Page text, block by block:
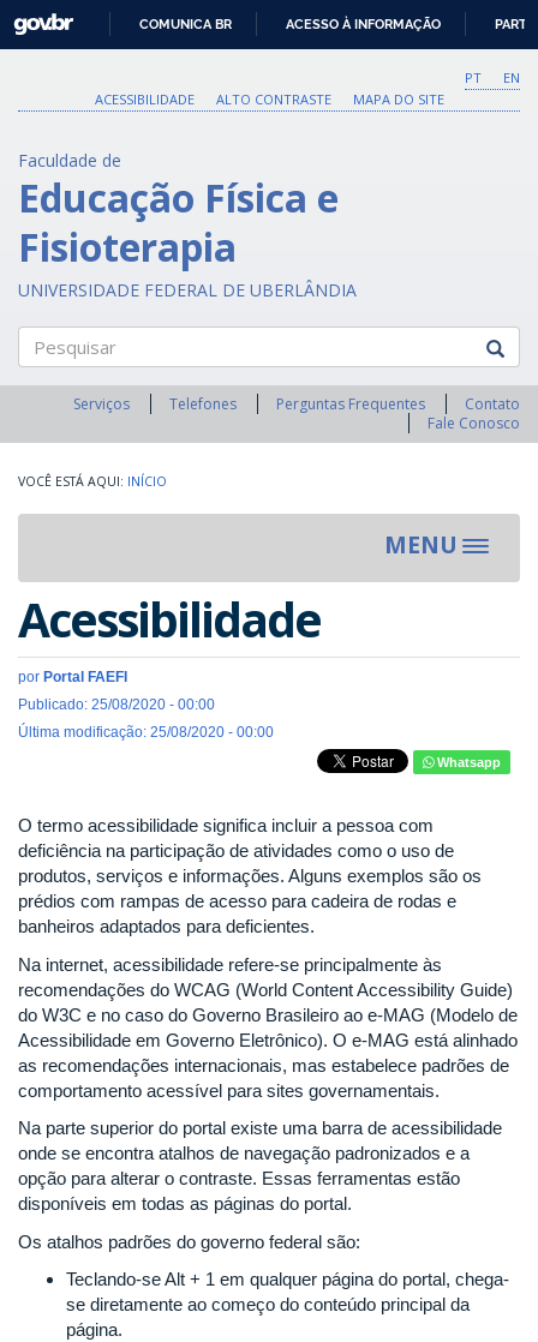
O
CONTEÚDO
GOVBR
COMUNICA BR ACESSO À INFORMAÇÃO
PT
EN
ACESSIBILIDADE
ALTO CONTRASTE MAPA DO SITE
Faculdade de
Educação Física e
Fisioterapia
UNIVERSIDADE FEDERAL DE UBERLÂNDIA
Pesquisar
Serviços Telefones Perguntas Frequentes
Contato
Fale Conosco
INÍCIO
MENU
Toggle
Acessibilidade
por Portal FAEFI
Publicado: 25/08/2020 - 00:00
Última modificação: 25/08/2020 - 00:00
Whatsapp
O termo acessibilidade significa incluir a pessoa com
deficiência na participação de atividades como o uso de
produtos, serviços e informações. Alguns exemplos são os
prédios com rampas de acesso para cadeira de rodas e
banheiros adaptados para deficientes.
Na internet, acessibilidade refere-se principalmente às
recomendações do WCAG (World Content Accessibility Guide)
do W3C e no caso do Governo Brasileiro ao e-MAG (Modelo de
Acessibilidade em Governo Eletrônico). O e-MAG está alinhado
as recomendações internacionais, mas estabelece padrões de
comportamento acessível para sites governamentais.
Na parte superior do portal existe uma barra de acessibilidade
onde se encontra atalhos de navegação padronizados e a
opção para alterar o contraste. Essas ferramentas estão
disponíveis em todas as páginas do portal.
Os atalhos padrões do governo federal são:
Teclando-se Alt + 1 em qualquer página do portal, chega-
se diretamente ao começo do conteúdo principal da
página.